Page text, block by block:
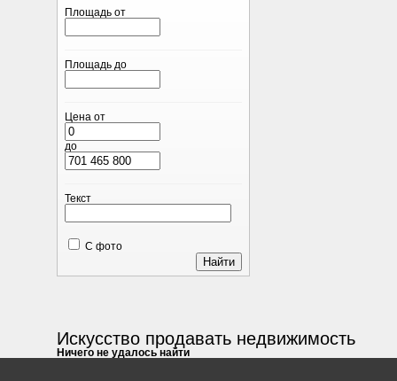
Площадь от
Площадь до
Цена от
до
Текст
С фото
Искусство продавать недвижимость
Ничего не удалось найти